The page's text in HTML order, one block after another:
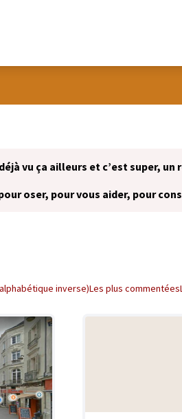
vu ça ailleurs et c’est super, un
dans un nouvel onglet)
oser, pour vous aider, pour
inverse)Les plus commentées